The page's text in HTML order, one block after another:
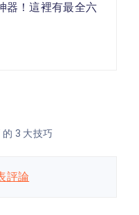
器！這裡有最全六
的 3 大技巧
評論